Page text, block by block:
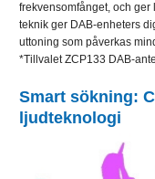
frekvensomfånget, och
teknik ger DAB-enheters
uttoning som påverkas
*Tillvalet ZCP133 DAB-
Smart sökning:
ljudteknologi